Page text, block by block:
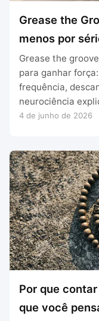
Grease the
menos por
Grease the
para ganhar
frequência,
neurociência
4 de junho de 2026
Por que
que você